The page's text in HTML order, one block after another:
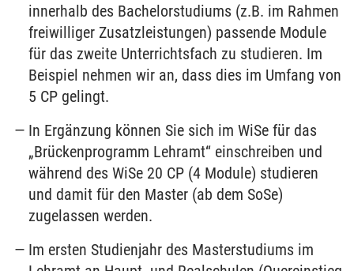
innerhalb des Bachelorstudiums (z.B. im Rahmen
freiwilliger Zusatzleistungen) passende Module
für das zweite Unterrichtsfach zu studieren. Im
Beispiel nehmen wir an, dass dies im Umfang von
5 CP gelingt.
In Ergänzung können Sie sich imWiSe für das
„Brückenprogramm Lehramt“ einschreiben und
während desWiSe 20 CP (4 Module) studieren
und damit für den Master (ab dem SoSe)
zugelassen werden.
Im ersten Studienjahr des Masterstudiums im